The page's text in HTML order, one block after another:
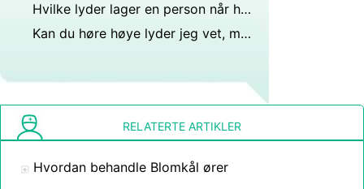
Hvilke lyder lager en person når hjertet slutter å slå?
Kan du høre høye lyder jeg vet, men vil det noen gang være mulig?
RELATERTE ARTIKLER
Hvordan behandle Blomkål ører